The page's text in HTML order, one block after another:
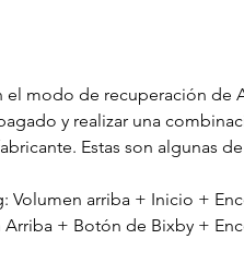
el modo de recuperación
y realizar una
Estas son algunas
Volumen arriba + Inicio +
Arriba + Botón de Bixby +